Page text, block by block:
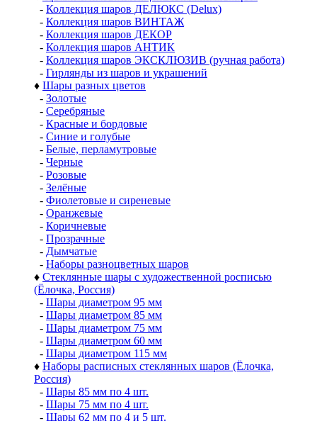
- Коллекция шаров ДЕЛЮКС (Delux)
- Коллекция шаров ВИНТАЖ
- Коллекция шаров ДЕКОР
- Коллекция шаров АНТИК
- Коллекция шаров ЭКСКЛЮЗИВ (ручная работа)
- Гирлянды из шаров и украшений
♦ Шары разных цветов
- Золотые
- Серебряные
- Красные и бордовые
- Синие и голубые
- Белые, перламутровые
- Черные
- Розовые
- Зелёные
- Фиолетовые и сиреневые
- Оранжевые
- Коричневые
- Прозрачные
- Дымчатые
- Наборы разноцветных шаров
♦ Стеклянные шары с художественной росписью
(Ёлочка, Россия)
- Шары диаметром 95 мм
- Шары диаметром 85 мм
- Шары диаметром 75 мм
- Шары диаметром 60 мм
- Шары диаметром 115 мм
♦ Наборы расписных стеклянных шаров (Ёлочка,
Россия)
- Шары 85 мм по 4 шт.
- Шары 75 мм по 4 шт.
- Шары 62 мм по 4 и 5 шт.